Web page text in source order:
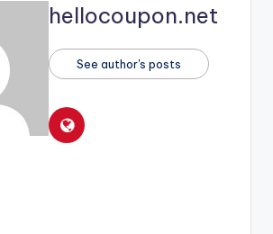
hellocoupon.net
See author's posts